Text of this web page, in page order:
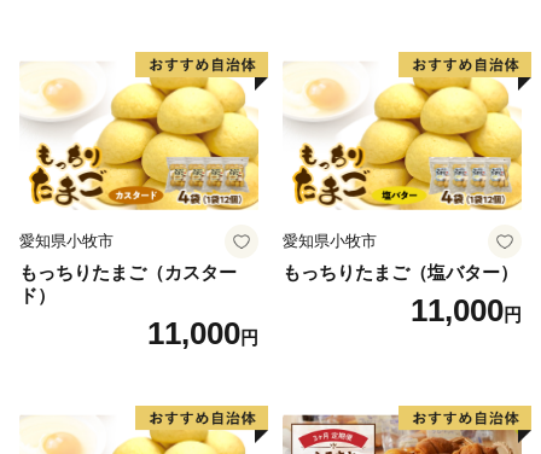
愛知県小牧市
もっちりたまご（カスター
ド）
11,000円
愛知県小牧市
もっちりたまご（塩バター）
11,000円